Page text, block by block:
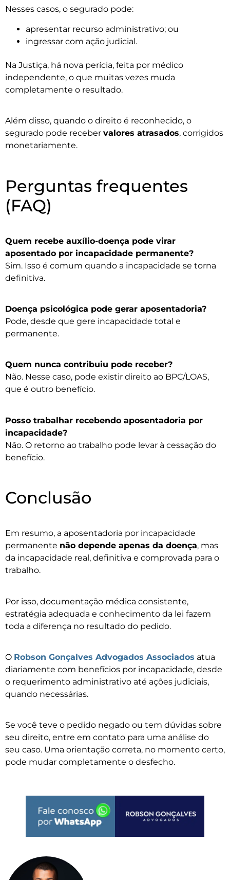
Nesses casos, o segurado pode:
apresentar recurso administrativo; ou
ingressar com ação judicial.
Na Justiça, há nova perícia, feita por médico
independente, o que muitas vezes muda
completamente o resultado.
Além disso, quando o direito é reconhecido, o
segurado pode receber valores atrasados, corrigidos
monetariamente.
Perguntas frequentes
(FAQ)
Quem recebe auxílio-doença pode virar
aposentado por incapacidade permanente?
Sim. Isso é comum quando a incapacidade se torna
definitiva.
Doença psicológica pode gerar aposentadoria?
Pode, desde que gere incapacidade total e
permanente.
Quem nunca contribuiu pode receber?
Não. Nesse caso, pode existir direito ao BPC/LOAS,
que é outro benefício.
Posso trabalhar recebendo aposentadoria por
incapacidade?
Não. O retorno ao trabalho pode levar à cessação do
benefício.
Conclusão
Em resumo, a aposentadoria por incapacidade
permanente não depende apenas da doença, mas
da incapacidade real, definitiva e comprovada para o
trabalho.
Por isso, documentação médica consistente,
estratégia adequada e conhecimento da lei fazem
toda a diferença no resultado do pedido.
O Robson Gonçalves Advogados Associados atua
diariamente com benefícios por incapacidade, desde
o requerimento administrativo até ações judiciais,
quando necessárias.
Se você teve o pedido negado ou tem dúvidas sobre
seu direito, entre em contato para uma análise do
seu caso. Uma orientação correta, no momento certo,
pode mudar completamente o desfecho.